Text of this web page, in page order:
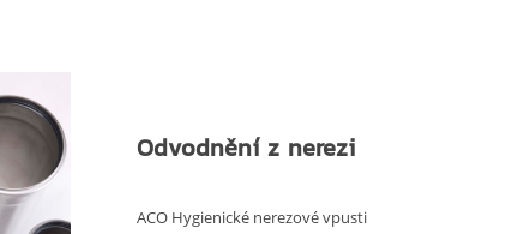
Odvodnění z nerezi
ACO Hygienické nerezové vpusti